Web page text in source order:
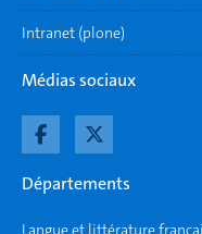
Intranet (plone)
Médias sociaux
Départements
Langue et littérature